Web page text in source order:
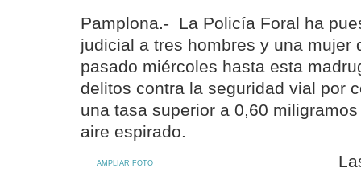
Pamplona.- La Policía Foral ha
judicial a tres hombres y una mujer
pasado miércoles hasta esta
delitos contra la seguridad vial por
una tasa superior a 0,60
aire espirado.
AMPLIAR FOTO